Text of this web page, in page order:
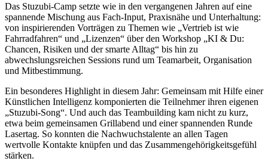
Das Stuzubi-Camp setzte wie in den vergangenen Jahren auf eine
spannende Mischung aus Fach-Input, Praxisnähe und Unterhaltung:
von inspirierenden Vorträgen zu Themen wie „Vertrieb ist wie
Fahrradfahren“ und „Lizenzen“ über den Workshop „KI & Du:
Chancen, Risiken und der smarte Alltag“ bis hin zu
abwechslungsreichen Sessions rund um Teamarbeit, Organisation
und Mitbestimmung.
Ein besonderes Highlight in diesem Jahr: Gemeinsam mit Hilfe einer
Künstlichen Intelligenz komponierten die Teilnehmer ihren eigenen
„Stuzubi-Song“. Und auch das Teambuilding kam nicht zu kurz,
etwa beim gemeinsamen Grillabend und einer spannenden Runde
Lasertag. So konnten die Nachwuchstalente an allen Tagen
wertvolle Kontakte knüpfen und das Zusammengehörigkeitsgefühl
stärken.